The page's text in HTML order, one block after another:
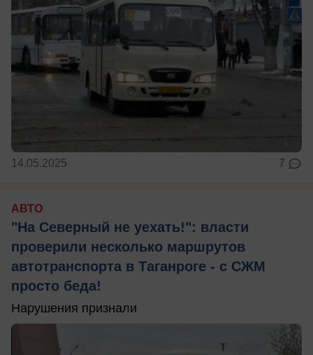
14.05.2025 7
АВТО
"На Северный не уехать!": власти
проверили несколько маршрутов
автотранспорта в Таганроге - с СЖМ
просто беда!
Нарушения признали